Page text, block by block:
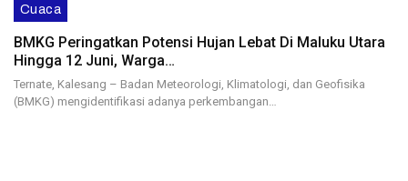
Cuaca
BMKG Peringatkan Potensi Hujan Lebat Di Maluku Utara
Hingga 12 Juni, Warga…
Ternate, Kalesang – Badan Meteorologi, Klimatologi, dan Geofisika
(BMKG) mengidentifikasi adanya perkembangan…